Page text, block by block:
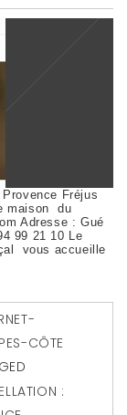
Fréjus
maison du
Adresse : Gué
99 21 10 Le
vous accueille
CÔTE
: